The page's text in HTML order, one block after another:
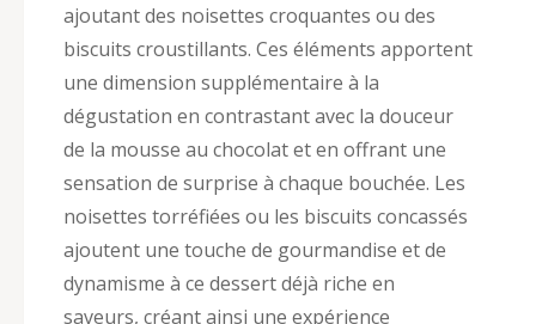
ajoutant des noisettes croquantes ou des
biscuits croustillants. Ces éléments apportent
une dimension supplémentaire à la
dégustation en contrastant avec la douceur
de la mousse au chocolat et en offrant une
sensation de surprise à chaque bouchée. Les
noisettes torréfiées ou les biscuits concassés
ajoutent une touche de gourmandise et de
dynamisme à ce dessert déjà riche en
saveurs, créant ainsi une expérience